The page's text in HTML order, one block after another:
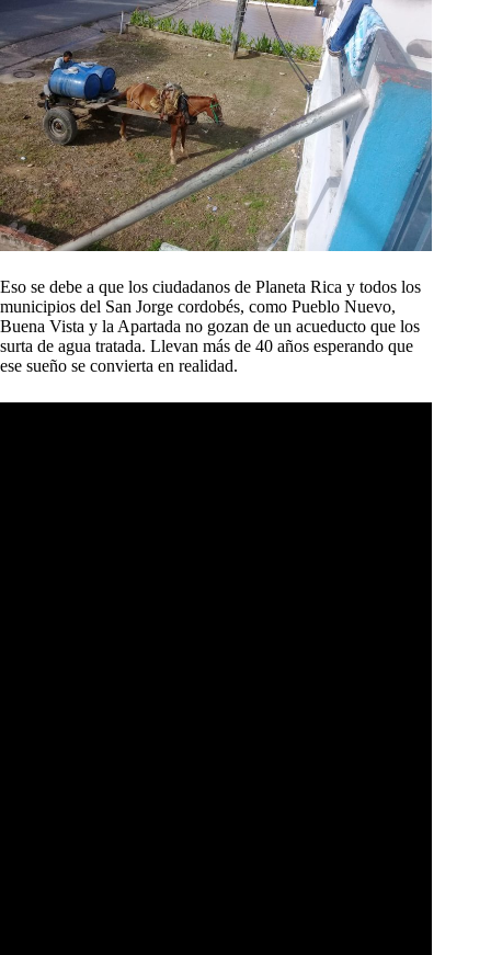
Eso se debe a que los ciudadanos de Planeta Rica y todos los
municipios del San Jorge cordobés, como Pueblo Nuevo,
Buena Vista y la Apartada no gozan de un acueducto que los
surta de agua tratada. Llevan más de 40 años esperando que
ese sueño se convierta en realidad.